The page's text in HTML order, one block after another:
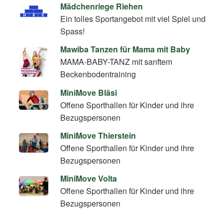
Mädchenriege Riehen
Ein tolles Sportangebot mit viel Spiel und
Spass!
Mawiba Tanzen für Mama mit Baby
MAMA-BABY-TANZ mit sanftem
Beckenbodentraining
MiniMove Bläsi
Offene Sporthallen für Kinder und ihre
Bezugspersonen
MiniMove Thierstein
Offene Sporthallen für Kinder und ihre
Bezugspersonen
MiniMove Volta
Offene Sporthallen für Kinder und ihre
Bezugspersonen